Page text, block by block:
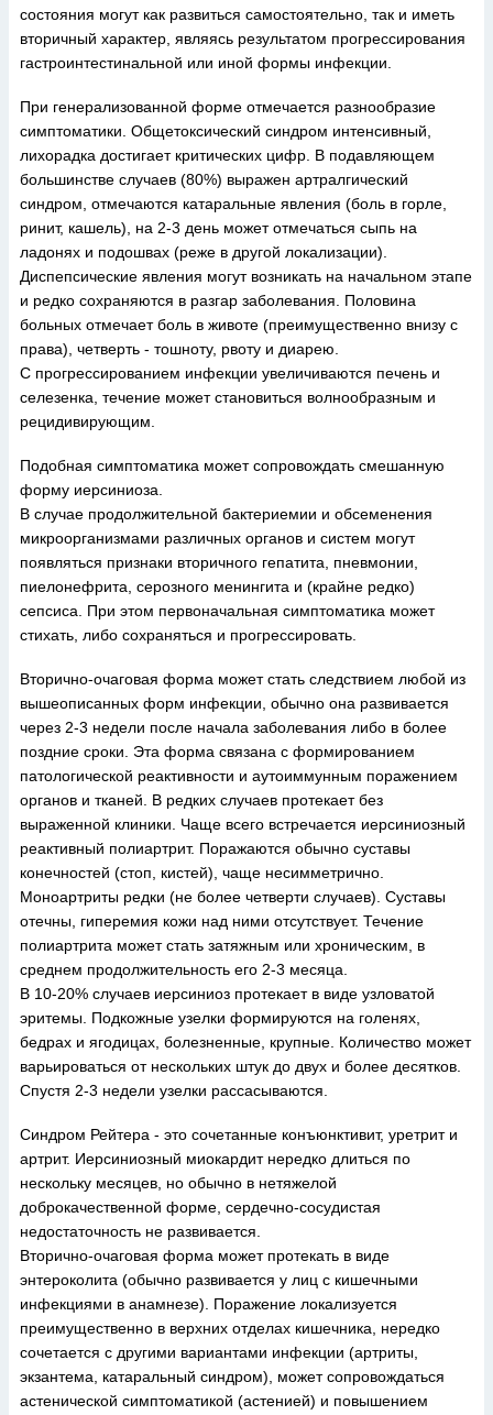
состояния могут как развиться самостоятельно, так и иметь
вторичный характер, являясь результатом прогрессирования
гастроинтестинальной или иной формы инфекции.
При генерализованной форме отмечается разнообразие
симптоматики. Общетоксический синдром интенсивный,
лихорадка достигает критических цифр. В подавляющем
большинстве случаев (80%) выражен артралгический
синдром, отмечаются катаральные явления (боль в горле,
ринит, кашель), на 2-3 день может отмечаться сыпь на
ладонях и подошвах (реже в другой локализации).
Диспепсические явления могут возникать на начальном этапе
и редко сохраняются в разгар заболевания. Половина
больных отмечает боль в животе (преимущественно внизу с
права), четверть - тошноту, рвоту и диарею.
С прогрессированием инфекции увеличиваются печень и
селезенка, течение может становиться волнообразным и
рецидивирующим.
Подобная симптоматика может сопровождать смешанную
форму иерсиниоза.
В случае продолжительной бактериемии и обсеменения
микроорганизмами различных органов и систем могут
появляться признаки вторичного гепатита, пневмонии,
пиелонефрита, серозного менингита и (крайне редко)
сепсиса. При этом первоначальная симптоматика может
стихать, либо сохраняться и прогрессировать.
Вторично-очаговая форма может стать следствием любой из
вышеописанных форм инфекции, обычно она развивается
через 2-3 недели после начала заболевания либо в более
поздние сроки. Эта форма связана с формированием
патологической реактивности и аутоиммунным поражением
органов и тканей. В редких случаев протекает без
выраженной клиники. Чаще всего встречается иерсиниозный
реактивный полиартрит. Поражаются обычно суставы
конечностей (стоп, кистей), чаще несимметрично.
Моноартриты редки (не более четверти случаев). Суставы
отечны, гиперемия кожи над ними отсутствует. Течение
полиартрита может стать затяжным или хроническим, в
среднем продолжительность его 2-3 месяца.
В 10-20% случаев иерсиниоз протекает в виде узловатой
эритемы. Подкожные узелки формируются на голенях,
бедрах и ягодицах, болезненные, крупные. Количество может
варьироваться от нескольких штук до двух и более десятков.
Спустя 2-3 недели узелки рассасываются.
Синдром Рейтера - это сочетанные конъюнктивит, уретрит и
артрит. Иерсиниозный миокардит нередко длиться по
нескольку месяцев, но обычно в нетяжелой
доброкачественной форме, сердечно-сосудистая
недостаточность не развивается.
Вторично-очаговая форма может протекать в виде
энтероколита (обычно развивается у лиц с кишечными
инфекциями в анамнезе). Поражение локализуется
преимущественно в верхних отделах кишечника, нередко
сочетается с другими вариантами инфекции (артриты,
экзантема, катаральный синдром), может сопровождаться
астенической симптоматикой (астенией) и повышением